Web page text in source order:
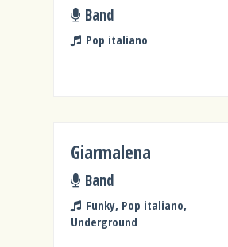
Band
Pop italiano
Giarmalena
Band
Funky, Pop italiano,
Underground